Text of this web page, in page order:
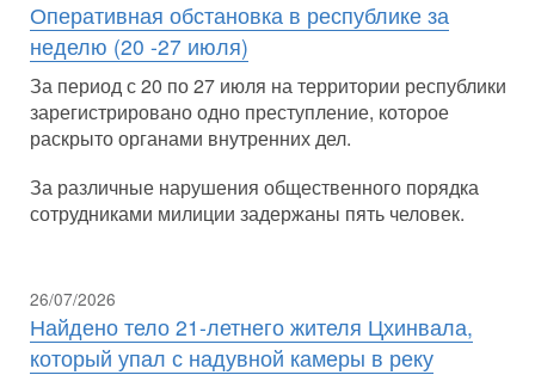
Оперативная обстановка в республике за
неделю (20 -27 июля)
За период с 20 по 27 июля на территории республики
зарегистрировано одно преступление, которое
раскрыто органами внутренних дел.
За различные нарушения общественного порядка
сотрудниками милиции задержаны пять человек.
26/07/2026
Найдено тело 21-летнего жителя Цхинвала,
который упал с надувной камеры в реку